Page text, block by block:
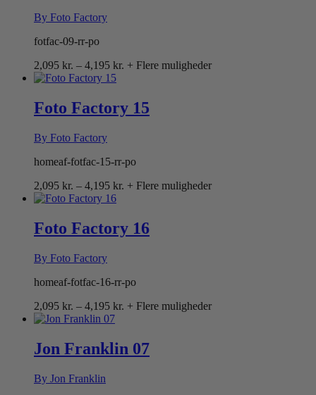
By Foto Factory
fotfac-09-rr-po
2,095 kr. – 4,195 kr. Prisinterval:
4,195 kr.
+ Flere muligheder
Foto Factory 15
By Foto Factory
homeaf-fotfac-15-rr-po
2,095 kr. – 4,195 kr. Prisinterval:
4,195 kr.
+ Flere muligheder
Foto Factory 16
By Foto Factory
homeaf-fotfac-16-rr-po
2,095 kr. – 4,195 kr. Prisinterval:
4,195 kr.
+ Flere muligheder
Jon Franklin 07
By Jon Franklin